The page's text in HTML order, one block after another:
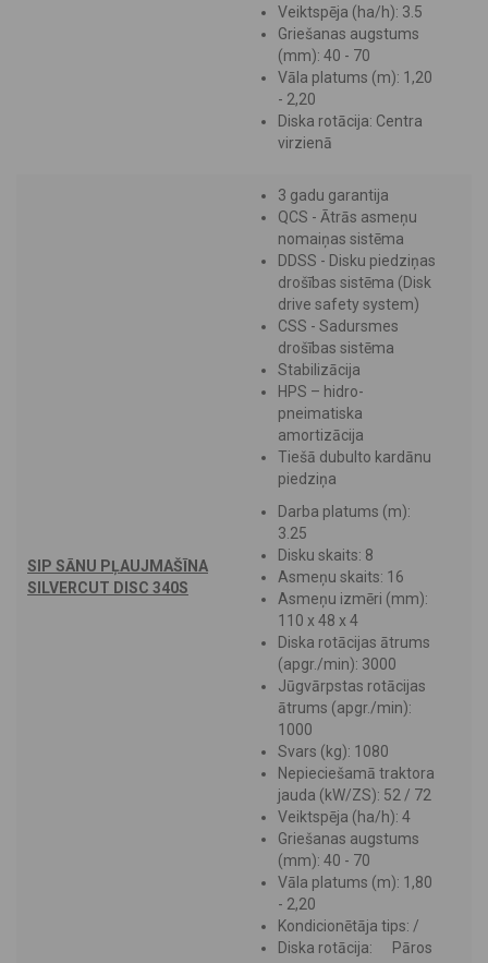
Veiktspēja (ha/h): 3.5
Griešanas augstums
(mm): 40 - 70
Vāla platums (m): 1,20
- 2,20
Diska rotācija: Centra
virzienā
SIP SĀNU PĻAUJMAŠĪNA
SILVERCUT DISC 340S
3 gadu garantija
QCS - Ātrās asmeņu
nomaiņas sistēma
DDSS - Disku piedziņas
drošības sistēma (Disk
drive safety system)
CSS - Sadursmes
drošības sistēma
Stabilizācija
HPS – hidro-
pneimatiska
amortizācija
Tiešā dubulto kardānu
piedziņa
Darba platums (m):
3.25
Disku skaits: 8
Asmeņu skaits: 16
Asmeņu izmēri (mm):
110 x 48 x 4
Diska rotācijas ātrums
(apgr./min): 3000
Jūgvārpstas rotācijas
ātrums (apgr./min):
1000
Svars (kg): 1080
Nepieciešamā traktora
jauda (kW/ZS): 52 / 72
Veiktspēja (ha/h): 4
Griešanas augstums
(mm): 40 - 70
Vāla platums (m): 1,80
- 2,20
Kondicionētāja tips: /
Diska rotācija: Pāros